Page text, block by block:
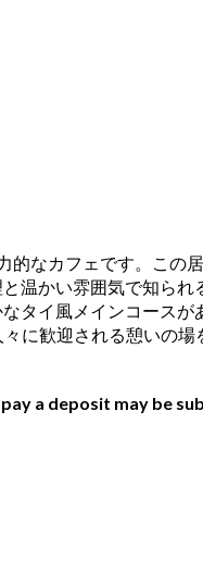
的なカフェです。こ
温かい雰囲気で知ら
タイ風メインコース
に歓迎される憩いの
a deposit may be